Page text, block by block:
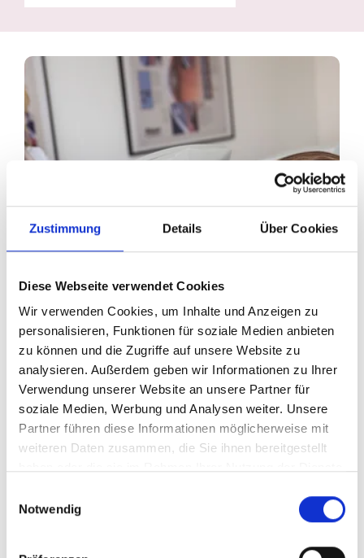
Zustimmung Details Über Cookies
Diese Webseite verwendet Cookies
Wir verwenden Cookies, um Inhalte und Anzeigen zu
personalisieren, Funktionen für soziale Medien anbieten
zu können und die Zugriffe auf unsere Website zu
analysieren. Außerdem geben wir Informationen zu Ihrer
Verwendung unserer Website an unsere Partner für
soziale Medien, Werbung und Analysen weiter. Unsere
Partner führen diese Informationen möglicherweise mit
weiteren Daten zusammen, die Sie ihnen bereitgestellt
Notwendig
Ihr Partner für optimales
Sehen in Mudersbach
Als erster Ansprechpartner für das gute Sehen sind wir
anatomisch und ästhetisch perfekt auf Ihre
individuellen Wünsche und Bedürfnisse angepasste
Sehhilfe kümmern. Wir sind auch oft die Ersten, die